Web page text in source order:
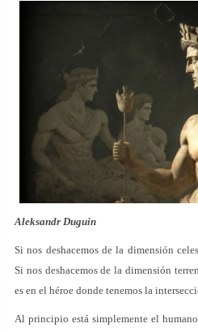
Aleksandr Duguin
Si nos deshacemos de la dimensión
Si nos deshacemos de la dimensión
es en el héroe donde tenemos la
Al principio está simplemente el